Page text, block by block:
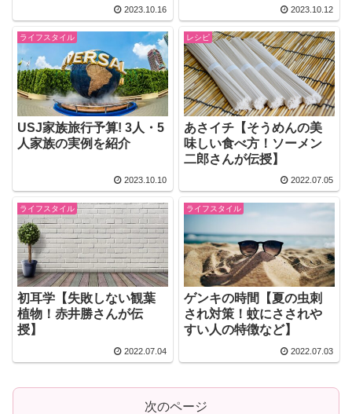
2023.10.16 2023.10.12
ライフスタイル
USJ家族旅行予算! 3人・5
人家族の実例を紹介
2023.10.10
レシピ
あさイチ【そうめんの美
味しい食べ方！ソーメン
二郎さんが伝授】
2022.07.05
ライフスタイル
初耳学【失敗しない観葉
植物！赤井勝さんが伝
授】
2022.07.04
ライフスタイル
ゲンキの時間【夏の虫刺
され対策！蚊にさされや
すい人の特徴など】
2022.07.03
次のページ